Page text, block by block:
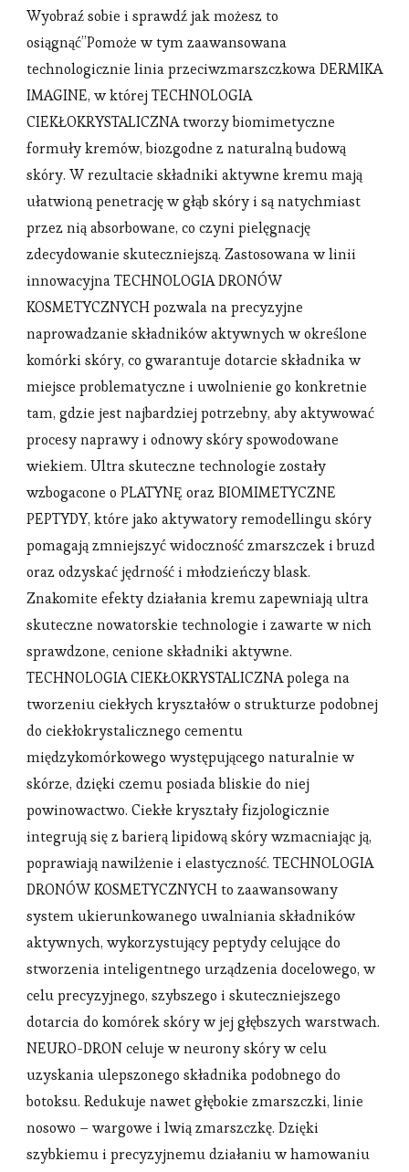
Wyobraź sobie i sprawdź jak możesz to
osiągnąć”Pomoże w tym zaawansowana
technologicznie linia przeciwzmarszczkowa DERMIKA
IMAGINE, w której TECHNOLOGIA
CIEKŁOKRYSTALICZNA tworzy biomimetyczne
formuły kremów, biozgodne z naturalną budową
skóry. W rezultacie składniki aktywne kremu mają
ułatwioną penetrację w głąb skóry i są natychmiast
przez nią absorbowane, co czyni pielęgnację
zdecydowanie skuteczniejszą. Zastosowana w linii
innowacyjna TECHNOLOGIA DRONÓW
KOSMETYCZNYCH pozwala na precyzyjne
naprowadzanie składników aktywnych w określone
komórki skóry, co gwarantuje dotarcie składnika w
miejsce problematyczne i uwolnienie go konkretnie
tam, gdzie jest najbardziej potrzebny, aby aktywować
procesy naprawy i odnowy skóry spowodowane
wiekiem. Ultra skuteczne technologie zostały
wzbogacone o PLATYNĘ oraz BIOMIMETYCZNE
PEPTYDY, które jako aktywatory remodellingu skóry
pomagają zmniejszyć widoczność zmarszczek i bruzd
oraz odzyskać jędrność i młodzieńczy blask.
Znakomite efekty działania kremu zapewniają ultra
skuteczne nowatorskie technologie i zawarte w nich
sprawdzone, cenione składniki aktywne.
TECHNOLOGIA CIEKŁOKRYSTALICZNA polega na
tworzeniu ciekłych kryształów o strukturze podobnej
do ciekłokrystalicznego cementu
międzykomórkowego występującego naturalnie w
skórze, dzięki czemu posiada bliskie do niej
powinowactwo. Ciekłe kryształy fizjologicznie
integrują się z barierą lipidową skóry wzmacniając ją,
poprawiają nawilżenie i elastyczność. TECHNOLOGIA
DRONÓW KOSMETYCZNYCH to zaawansowany
system ukierunkowanego uwalniania składników
aktywnych, wykorzystujący peptydy celujące do
stworzenia inteligentnego urządzenia docelowego, w
celu precyzyjnego, szybszego i skuteczniejszego
dotarcia do komórek skóry w jej głębszych warstwach.
NEURO-DRON celuje w neurony skóry w celu
uzyskania ulepszonego składnika podobnego do
botoksu. Redukuje nawet głębokie zmarszczki, linie
nosowo – wargowe i lwią zmarszczkę. Dzięki
szybkiemu i precyzyjnemu działaniu w hamowaniu